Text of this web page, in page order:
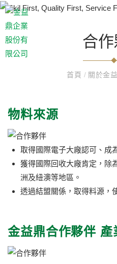
合
首頁 / 關於金
物料來源
取得國際電子大廠認可、成
獲得國際回收大廠肯定，除
洲及紐澳等地區。
透過結盟關係，取得料源，
金益鼎合作夥伴 產